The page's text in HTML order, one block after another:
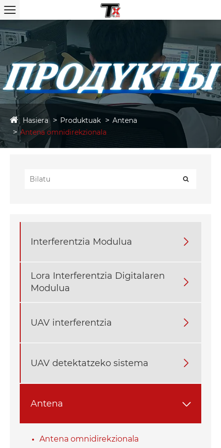
Hasiera Produktuak
Antena
Antena omnidirekzionala
Interferentzia Modulua 
Lora Interferentzia Digitalaren
Modulua

UAV interferentzia 
UAV detektatzeko sistema 
Antena 
Antena omnidirekzionala